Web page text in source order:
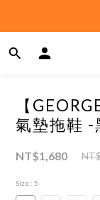
【
氣墊拖鞋
NT$1,680
Size : 5